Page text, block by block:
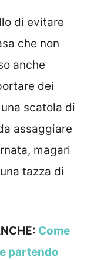
di evitare
che non
anche
dei
scatola di
assaggiare
magari
tazza di
Come
partendo